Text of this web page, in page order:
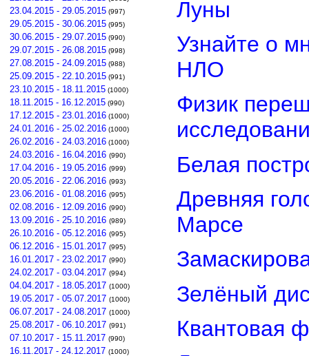
23.04.2015 - 29.05.2015 (997)
29.05.2015 - 30.06.2015 (995)
30.06.2015 - 29.07.2015 (990)
29.07.2015 - 26.08.2015 (998)
27.08.2015 - 24.09.2015 (988)
25.09.2015 - 22.10.2015 (991)
23.10.2015 - 18.11.2015 (1000)
18.11.2015 - 16.12.2015 (990)
17.12.2015 - 23.01.2016 (1000)
24.01.2016 - 25.02.2016 (1000)
26.02.2016 - 24.03.2016 (1000)
24.03.2016 - 16.04.2016 (990)
17.04.2016 - 19.05.2016 (999)
20.05.2016 - 22.06.2016 (993)
23.06.2016 - 01.08.2016 (995)
02.08.2016 - 12.09.2016 (990)
13.09.2016 - 25.10.2016 (989)
26.10.2016 - 05.12.2016 (995)
06.12.2016 - 15.01.2017 (995)
16.01.2017 - 23.02.2017 (990)
24.02.2017 - 03.04.2017 (994)
04.04.2017 - 18.05.2017 (1000)
19.05.2017 - 05.07.2017 (1000)
06.07.2017 - 24.08.2017 (1000)
25.08.2017 - 06.10.2017 (991)
07.10.2017 - 15.11.2017 (990)
16.11.2017 - 24.12.2017 (1000)
Луны
Узнайте о
НЛО
Физик
Белая
Древняя
Марсе
Зелёный
Квантовая